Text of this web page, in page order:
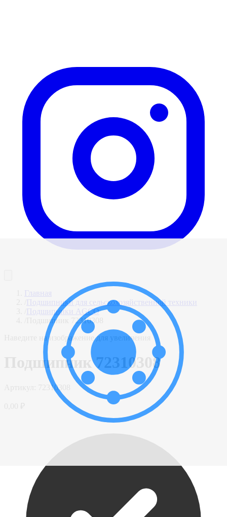
Главная
Подшипники для сельскохозяйственной техники
Подшипники AGCO
Подшипник 72310308
Наведите на изображение для увеличения
Подшипник 72310308
72310308